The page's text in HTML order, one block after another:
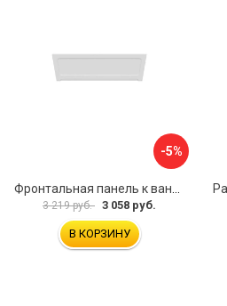
-5%
3 219 руб. 3 058 руб.
В КОРЗИНУ